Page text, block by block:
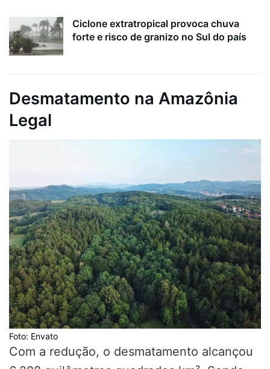
Ciclone extratropical provoca chuva
forte e risco de granizo no Sul do país
Desmatamento na Amazônia
Legal
Foto: Envato
Com a redução, o desmatamento alcançou